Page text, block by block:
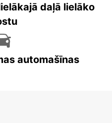
daļā lielāko
automašīnas